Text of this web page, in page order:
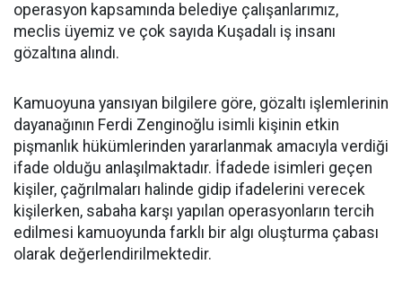
operasyon kapsamında belediye çalışanlarımız,
meclis üyemiz ve çok sayıda Kuşadalı iş insanı
gözaltına alındı.
Kamuoyuna yansıyan bilgilere göre, gözaltı işlemlerinin
dayanağının Ferdi Zenginoğlu isimli kişinin etkin
pişmanlık hükümlerinden yararlanmak amacıyla verdiği
ifade olduğu anlaşılmaktadır. İfadede isimleri geçen
kişiler, çağrılmaları halinde gidip ifadelerini verecek
kişilerken, sabaha karşı yapılan operasyonların tercih
edilmesi kamuoyunda farklı bir algı oluşturma çabası
olarak değerlendirilmektedir.